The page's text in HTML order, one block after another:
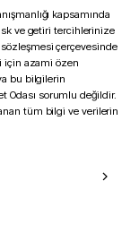
kapsamında
ve getiri tercihlerinize
sözleşmesi çerçevesinde
için azami özen
bu bilgilerin
Odası sorumlu değildir.
tüm bilgi ve verilerin